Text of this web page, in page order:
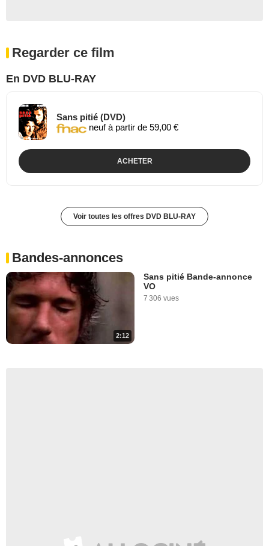
Regarder ce film
En DVD BLU-RAY
Sans pitié (DVD)
neuf à partir de 59,00 €
ACHETER
Voir toutes les offres DVD BLU-RAY
Bandes-annonces
2:12
Sans pitié Bande-annonce
VO
7 306 vues